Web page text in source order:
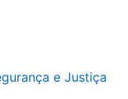
e Justiça